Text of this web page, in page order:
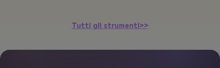
Tutti gli strumenti>>